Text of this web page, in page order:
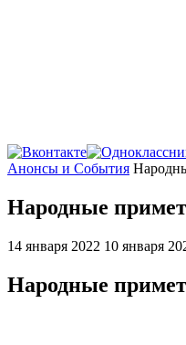
Главная
Анонсы и События
Народные
14 января 2022 10 января
Народные